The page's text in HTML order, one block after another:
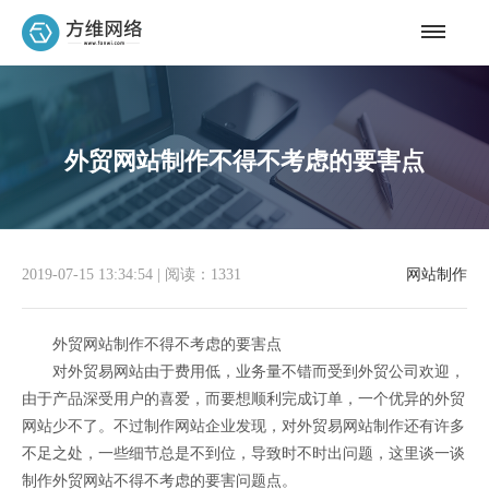
外贸网站制作不得不考虑的要害点
网站制作
2019-07-15 13:34:54 阅读：1331
外贸网站制作不得不考虑的要害点
对外贸易网站由于费用低，业务量不错而受到外贸公司欢迎，
由于产品深受用户的喜爱，而要想顺利完成订单，一个优异的外贸
网站少不了。不过制作网站企业发现，对外贸易网站制作还有许多
不足之处，一些细节总是不到位，导致时不时出问题，这里谈一谈
制作外贸网站不得不考虑的要害问题点。